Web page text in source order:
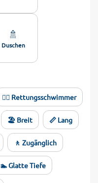
🚿
Duschen
🏊‍♂️ Rettungsschwimmer
🏖️ Breit 📏 Lang
🚶 Zugänglich
🏊 Glatte Tiefe